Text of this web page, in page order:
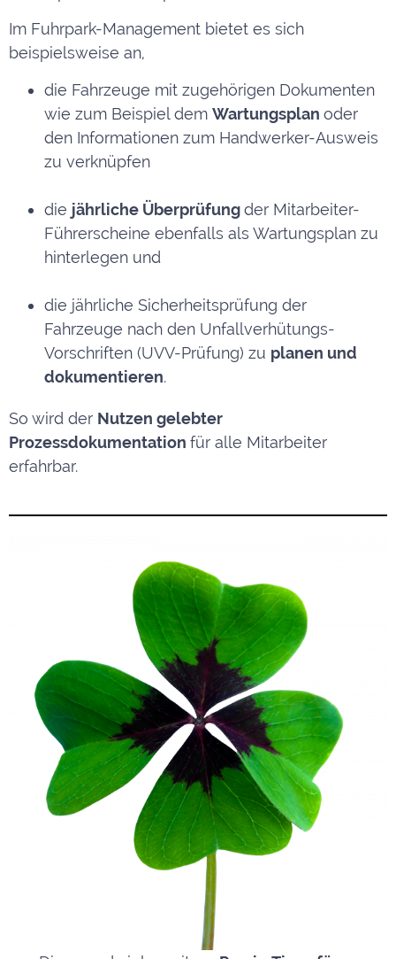
Im Fuhrpark-Management bietet es sich
beispielsweise an,
die Fahrzeuge mit zugehörigen Dokumenten
wie zum Beispiel dem Wartungsplan oder
den Informationen zum Handwerker-Ausweis
zu verknüpfen
die jährliche Überprüfungder Mitarbeiter-
Führerscheine ebenfalls als Wartungsplan zu
hinterlegen und
die jährliche Sicherheitsprüfung der
Fahrzeuge nach den Unfallverhütungs-
Vorschriften (UVV-Prüfung) zu planen und
dokumentieren.
So wird der Nutzen gelebter
Prozessdokumentation für alle Mitarbeiter
erfahrbar.